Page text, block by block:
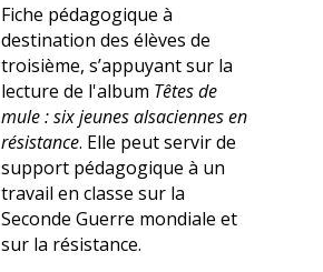
Fiche pédagogique à
destination des élèves de
troisième, s’appuyant sur la
lecture de l'album Têtes de
mule : six jeunes alsaciennes en
résistance. Elle peut servir de
support pédagogique à un
travail en classe sur la
Seconde Guerre mondiale et
sur la résistance.